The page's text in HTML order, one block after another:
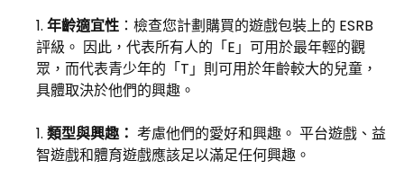
年齡適宜性 ：檢查您計劃購買的遊戲包裝上的 ESRB
評級。 因此，代表所有人的「E」可用於最年輕的觀
眾，而代表青少年的「T」則可用於年齡較大的兒童，
具體取決於他們的興趣。
類型與興趣： 考慮他們的愛好和興趣。 平台遊戲、益
智遊戲和體育遊戲應該足以滿足任何興趣。